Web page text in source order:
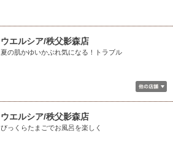
ウエルシア/秩父影森店
夏の肌かゆいかぶれ気になる！トラブル
ウエルシア/秩父影森店
びっくらたまごでお風呂を楽しく